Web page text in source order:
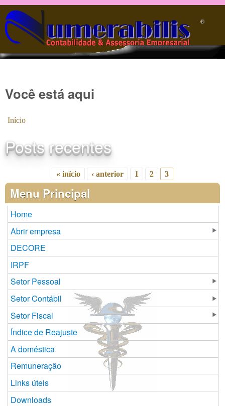
Pular para o conteúdo principal
®️
Você está aqui
Início
Posts recentes
Páginas
« início ‹ anterior 1 2 3
Menu Principal
Home
Abrir empresa
DECORE
IRPF
Setor Pessoal
Setor Contábil
Setor Fiscal
Índice de Reajuste
A doméstica
Remuneração
Links úteis
Downloads